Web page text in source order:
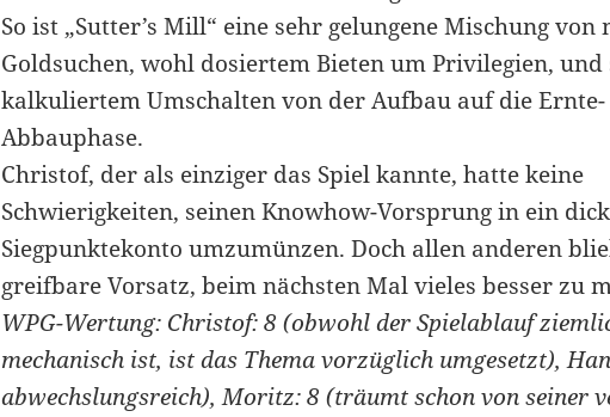
So ist „Sutter’s Mill“ eine sehr gelungene Mischung von
Goldsuchen, wohl dosiertem Bieten um Privilegien,
kalkuliertem Umschalten von der Aufbau auf die
Abbauphase.
Christof, der als einziger das Spiel kannte, hatte keine
Schwierigkeiten, seinen Knowhow-Vorsprung in ein
Siegpunktekonto umzumünzen. Doch allen anderen
greifbare Vorsatz, beim nächsten Mal vieles besser zu
WPG-Wertung: Christof: 8 (obwohl der Spielablauf
mechanisch ist, ist das Thema vorzüglich umgesetzt),
abwechslungsreich), Moritz: 8 (träumt schon von seiner